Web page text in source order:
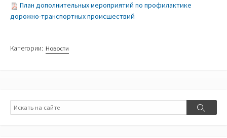
План дополнительных мероприятий по профилактике
дорожно-транспортных происшествий
Категории: Новости
Поиск
Поиск